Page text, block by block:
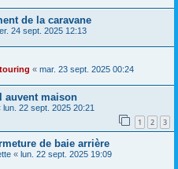
de la caravane
24 sept. 2025 12:13
« mar. 23 sept. 2025 00:24
auvent maison
lun. 22 sept. 2025 20:21
1 2 3
de baie arrière
« lun. 22 sept. 2025 19:09